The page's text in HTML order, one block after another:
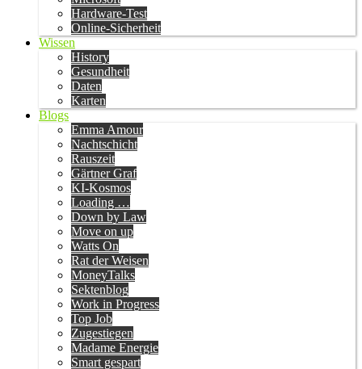
Hardware-Test
Online-Sicherheit
Wissen
History
Gesundheit
Daten
Karten
Blogs
Emma Amour
Nachtschicht
Rauszeit
Gärtner Graf
KI-Kosmos
Loading …
Down by Law
Move on up
Watts On
Rat der Weisen
MoneyTalks
Sektenblog
Work in Progress
Top Job
Zugestiegen
Madame Energie
Smart gespart